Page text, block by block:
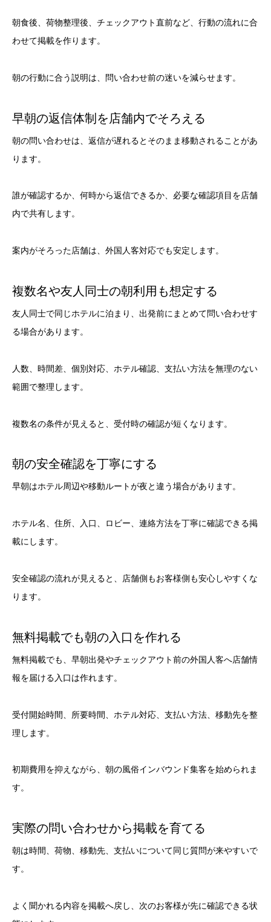
朝食後、荷物整理後、チェックアウト直前など、行動の流れに合
わせて掲載を作ります。
朝の行動に合う説明は、問い合わせ前の迷いを減らせます。
早朝の返信体制を店舗内でそろえる
朝の問い合わせは、返信が遅れるとそのまま移動されることがあ
ります。
誰が確認するか、何時から返信できるか、必要な確認項目を店舗
内で共有します。
案内がそろった店舗は、外国人客対応でも安定します。
複数名や友人同士の朝利用も想定する
友人同士で同じホテルに泊まり、出発前にまとめて問い合わせす
る場合があります。
人数、時間差、個別対応、ホテル確認、支払い方法を無理のない
範囲で整理します。
複数名の条件が見えると、受付時の確認が短くなります。
朝の安全確認を丁寧にする
早朝はホテル周辺や移動ルートが夜と違う場合があります。
ホテル名、住所、入口、ロビー、連絡方法を丁寧に確認できる掲
載にします。
安全確認の流れが見えると、店舗側もお客様側も安心しやすくな
ります。
無料掲載でも朝の入口を作れる
無料掲載でも、早朝出発やチェックアウト前の外国人客へ店舗情
報を届ける入口は作れます。
受付開始時間、所要時間、ホテル対応、支払い方法、移動先を整
理します。
初期費用を抑えながら、朝の風俗インバウンド集客を始められま
す。
実際の問い合わせから掲載を育てる
朝は時間、荷物、移動先、支払いについて同じ質問が来やすいで
す。
よく聞かれる内容を掲載へ戻し、次のお客様が先に確認できる状